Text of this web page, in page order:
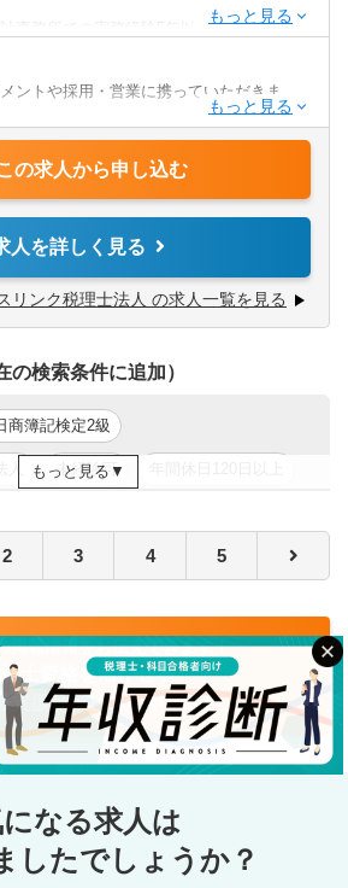
計事務所での実務経験5年以上の方
ちの方は知識や経験を活かしていただけま
1～3級、公認会計士。
ントや採用・営業に携っていただきま
ームのマネジメント業務
選考・面接対応・会社説明会実施等）
代行、財務分析、税務相談、決算対策、経
スマッチングなど）
ど）
、組織活性化支 援、企業格付け分析な
ーや異業種交流会「びじ咲く会」等の運
円 （2024年4月時点）
の求人から申し込む
人を詳しく見る
リンク税理士法人 の求人一覧を見る
の検索条件に追加）
商簿記検定2級
未経験可
東京都 関東
もっと見る
2 3 4 5
掲載情報をお伝えできます！
理士資格を活かせる
支援サービスに申し込む
なる求人は
したでしょうか？
検索する クリア